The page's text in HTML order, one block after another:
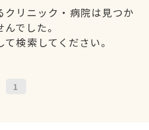
リニック・病院は見つか
んでした。
検索してください。
1